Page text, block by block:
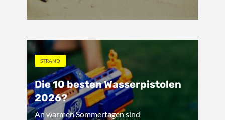
STRAND
Die 10 besten Wasserpistolen
2026?
An warmen Sommertagen sind